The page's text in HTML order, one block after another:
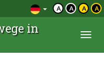
A A A A
in